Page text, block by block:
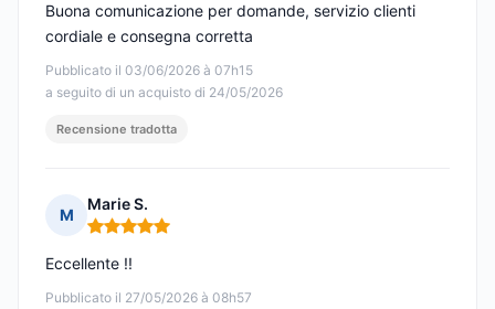
Pubblicato il 03/06/2026 à 07h15
a seguito di un acquisto di 24/05/2026
Buona comunicazione per domande, servizio clienti
cordiale e consegna corretta
Recensione tradotta
M
Marie S.
Nota: 5 su 5
Pubblicato il 27/05/2026 à 08h57
Eccellente !!